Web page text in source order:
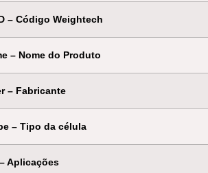
– Código Weightech
– Nome do Produto
– Fabricante
– Tipo da célula
Aplicações